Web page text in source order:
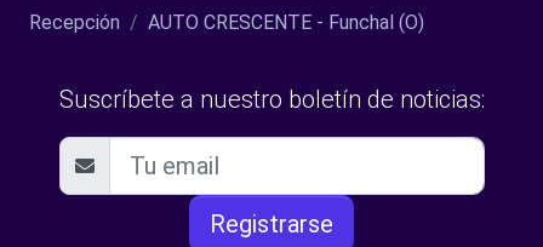
Recepción AUTO CRESCENTE - Funchal (O)
Suscríbete a nuestro boletín de noticias:
Registrarse